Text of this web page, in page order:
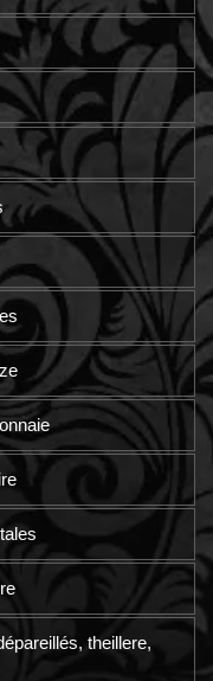
theillere,